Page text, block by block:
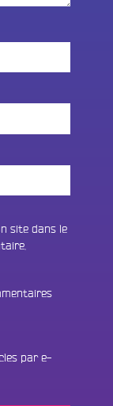
site dans le
par e-